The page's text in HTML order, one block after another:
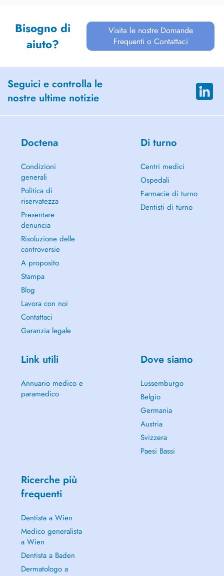
Bisogno di
aiuto?
Visita le nostre Domande
Frequenti o Contattaci
Seguici e controlla le
nostre ultime notizie
Doctena
Condizioni
generali
Politica di
riservatezza
Presentare
denuncia
Risoluzione delle
controversie
A proposito
Stampa
Blog
Lavora con noi
Contattaci
Garanzia legale
Di turno
Centri medici
Ospedali
Farmacie di turno
Dentisti di turno
Link utili
Annuario medico e
paramedico
Dove siamo
Lussemburgo
Belgio
Germania
Austria
Svizzera
Paesi Bassi
Ricerche più
frequenti
Dentista a Wien
Medico generalista
a Wien
Dentista a Baden
Dermatologo a